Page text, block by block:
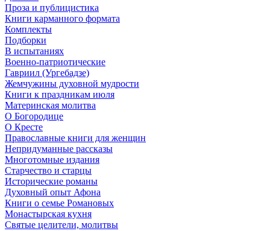
Проза и публицистика
Книги карманного формата
Комплекты
Подборки
В испытаниях
Военно-патриотические
Гавриил (Ургебадзе)
Жемчужины духовной мудрости
Книги к праздникам июля
Материнская молитва
О Богородице
О Кресте
Православные книги для женщин
Непридуманные рассказы
Многотомные издания
Старчество и старцы
Исторические романы
Духовный опыт Афона
Книги о семье Романовых
Монастырская кухня
Святые целители, молитвы